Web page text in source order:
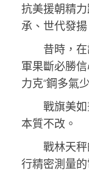
抗美援朝精
承、世代發揚
昔時，
軍果斷必勝
力克“鋼多氣
戰旗美
本質不改。
戰林天
行精密測量